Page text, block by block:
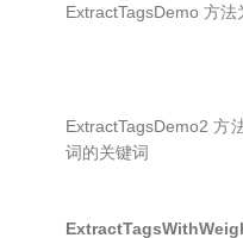
ExtractTagsDemo 方法
ExtractTagsDemo2 方
词的关键词